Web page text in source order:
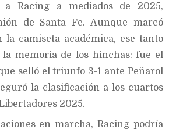
a Racing a mediados de 2025,
de Santa Fe. Aunque marcó
la camiseta académica, ese tanto
la memoria de los hinchas: fue el
selló el triunfo 3-1 ante Peñarol
la clasificación a los cuartos
2025.
en marcha, Racing podría